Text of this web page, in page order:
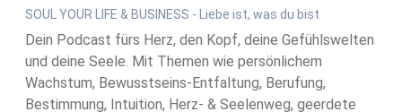
SOUL YOUR LIFE & BUSINESS - Liebe ist, was du bist
Dein Podcast fürs Herz, den Kopf, deine Gefühlswelten
und deine Seele. Mit Themen wie persönlichem
Wachstum, Bewusstseins-Entfaltung, Berufung,
Bestimmung, Intuition, Herz- & Seelenweg, geerdete